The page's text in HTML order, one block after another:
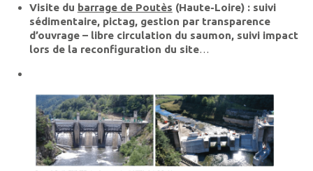
Visite du barrage de Poutès (Haute-Loire) : suivi
sédimentaire, pictag, gestion par transparence
d’ouvrage – libre circulation du saumon, suivi impact
lors de la reconfiguration du site…